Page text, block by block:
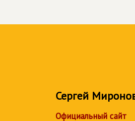
Сергей
Официальный сайт